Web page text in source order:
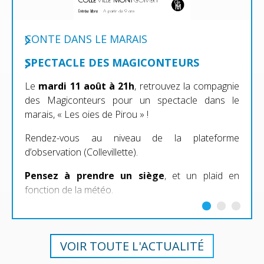
CONTE DANS LE MARAIS
SPECTACLE DES MAGICONTEURS
Le mardi 11 août à 21h, retrouvez la compagnie
des Magiconteurs pour un spectacle dans le
marais, « Les oies de Pirou » !
Rendez-vous au niveau de la plateforme
d’observation (Collevillette).
Pensez à prendre un siège, et un plaid en
fonction de la météo.
VOIR TOUTE L'ACTUALITÉ